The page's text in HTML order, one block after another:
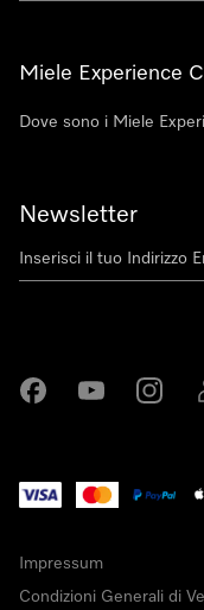
Miele Experience
Dove sono i Miele
Newsletter
Impressum
Condizioni Generali di